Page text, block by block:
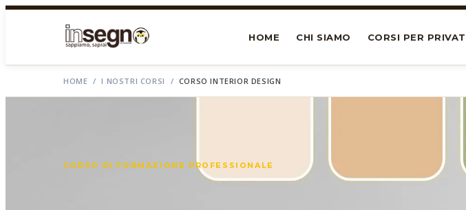
HOME CHI SIAMO CORSI PER
HOME / I NOSTRI CORSI / CORSO INTERIOR DESIGN
CORSO DI FORMAZIONE PROFESSIONALE